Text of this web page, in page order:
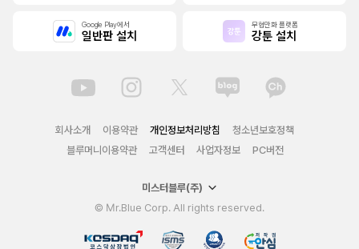
Google Play에서
일반판 설치
무협만화 플랫폼
강툰 설치
회사소개 이용약관 개인정보처리방침
청소년보호정책
블루머니이용약관
고객센터 사업자정보 PC버전
미스터블루(주)
© Mr.Blue Corp. All rights reserved.